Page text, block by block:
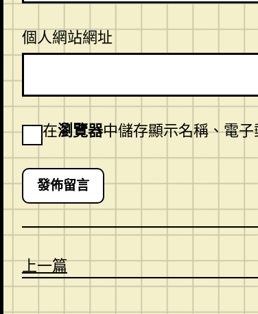
個人網站網址
在瀏覽器中儲存顯示名稱、電
上一篇